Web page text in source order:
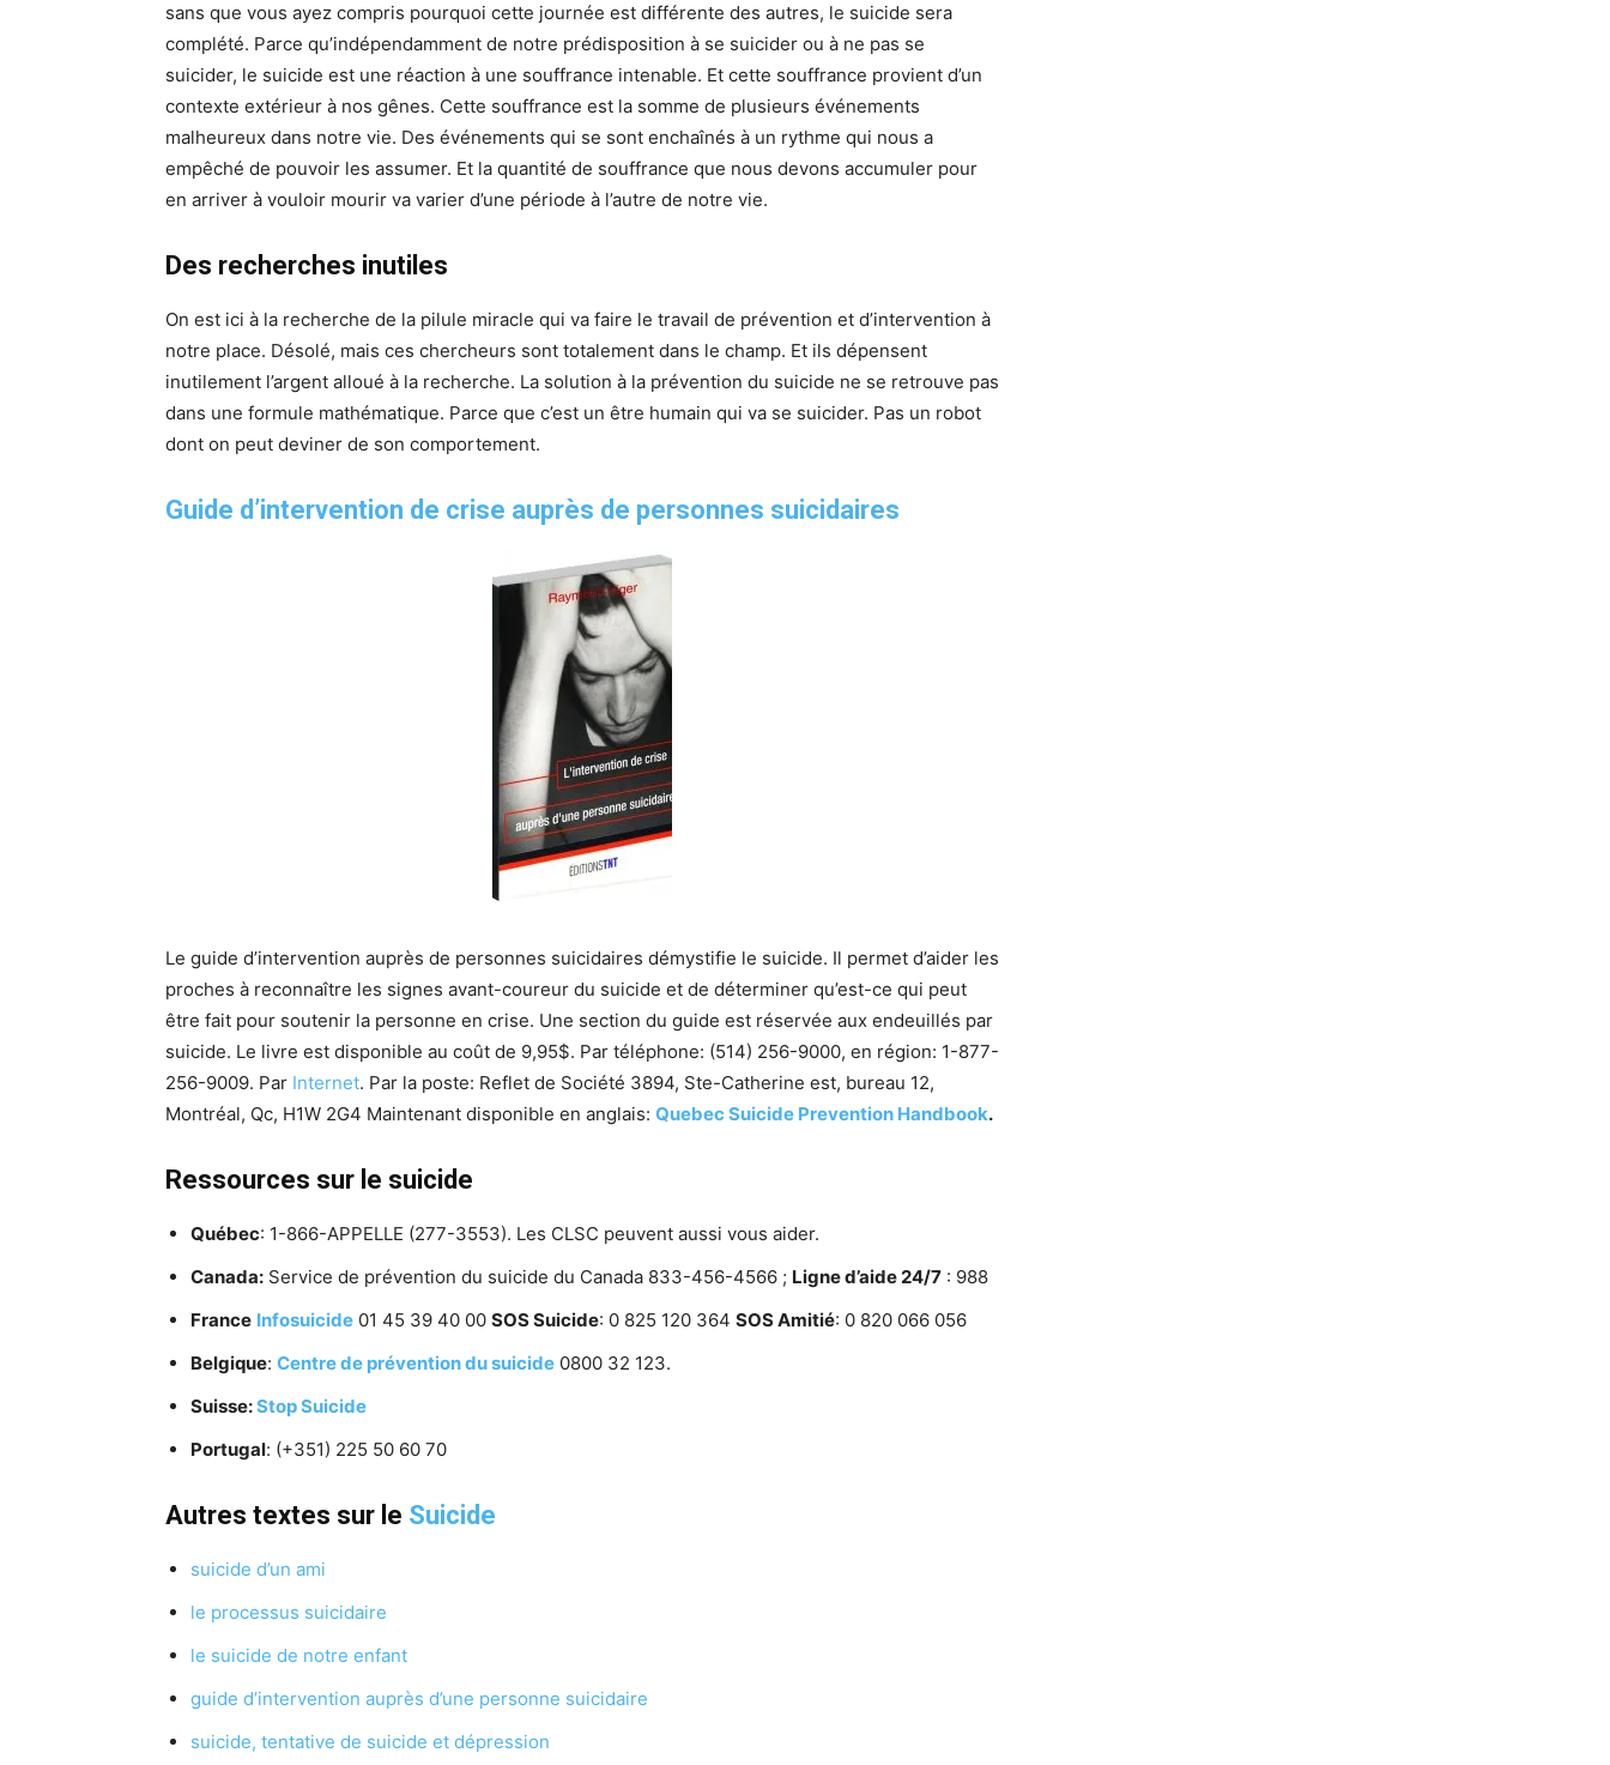
sans que vous ayez compris pourquoi cette journée est différente des autres, le suicide sera
complété. Parce qu’indépendamment de notre prédisposition à se suicider ou à ne pas se
suicider, le suicide est une réaction à une souffrance intenable. Et cette souffrance provient d’un
contexte extérieur à nos gênes. Cette souffrance est la somme de plusieurs événements
malheureux dans notre vie. Des événements qui se sont enchaînés à un rythme qui nous a
empêché de pouvoir les assumer. Et la quantité de souffrance que nous devons accumuler pour
en arriver à vouloir mourir va varier d’une période à l’autre de notre vie.
Des recherches inutiles
On est ici à la recherche de la pilule miracle qui va faire le travail de prévention et d’intervention à
notre place. Désolé, mais ces chercheurs sont totalement dans le champ. Et ils dépensent
inutilement l’argent alloué à la recherche. La solution à la prévention du suicide ne se retrouve pas
dans une formule mathématique. Parce que c’est un être humain qui va se suicider. Pas un robot
dont on peut deviner de son comportement.
Guide d’intervention de crise auprès de personnes suicidaires
Le guide d’intervention auprès de personnes suicidaires démystifie le suicide. Il permet d’aider les
proches à reconnaître les signes avant-coureur du suicide et de déterminer qu’est-ce qui peut
être fait pour soutenir la personne en crise. Une section du guide est réservée aux endeuillés par
suicide. Le livre est disponible au coût de 9,95$. Par téléphone: (514) 256-9000, en région: 1-877-
256-9009. Par Internet. Par la poste: Reflet de Société 3894, Ste-Catherine est, bureau 12,
Montréal, Qc, H1W 2G4 Maintenant disponible en anglais: Quebec Suicide Prevention Handbook.
Ressources sur le suicide
Québec: 1-866-APPELLE (277-3553). Les CLSC peuvent aussi vous aider.
Canada: Service de prévention du suicide du Canada 833-456-4566 ; Ligne d’aide 24/7 : 988
France Infosuicide 01 45 39 40 00 SOS Suicide: 0 825 120 364 SOS Amitié: 0 820 066 056
Belgique: Centre de prévention du suicide 0800 32 123.
Suisse:Stop Suicide
Portugal: (+351) 225 50 60 70
Autres textes sur le Suicide
suicide d’un ami
le processus suicidaire
le suicide de notre enfant
guide d’intervention auprès d’une personne suicidaire
suicide, tentative de suicide et dépression